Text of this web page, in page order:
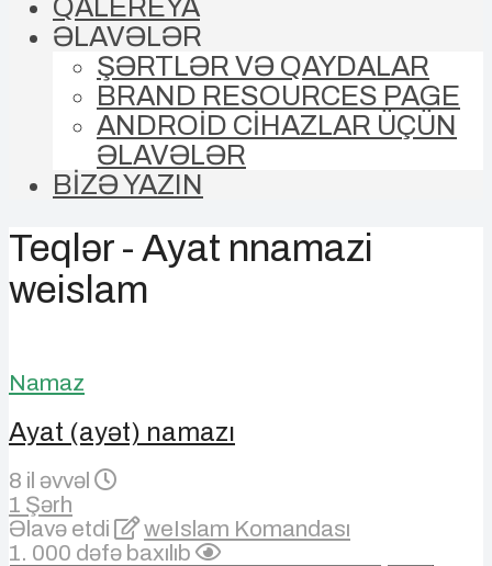
QALEREYA
ƏLAVƏLƏR
ŞƏRTLƏR VƏ QAYDALAR
BRAND RESOURCES PAGE
ANDROİD CİHAZLAR ÜÇÜN
ƏLAVƏLƏR
BİZƏ YAZIN
Teqlər - Ayat nnamazi
weislam
Namaz
Ayat (ayət) namazı
8 il əvvəl
1 Şərh
Əlavə etdi
weIslam Komandası
1. 000 dəfə baxılıb